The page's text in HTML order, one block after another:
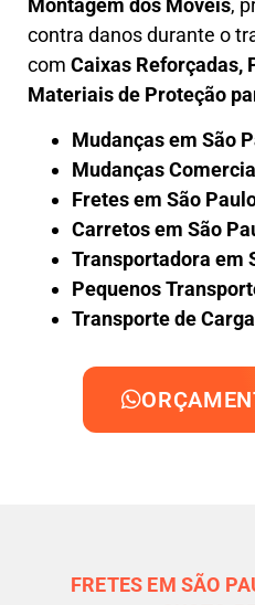
contra danos durante o
com Caixas Reforçadas,
Materiais de Proteção
Mudanças em São
Mudanças
Fretes em São
Carretos em São
Transportadora em
Pequenos
Transporte de
FRETES EM SÃO